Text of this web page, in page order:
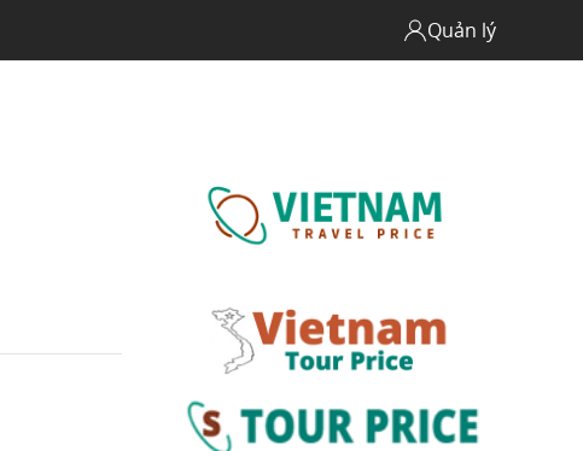
Quản lý